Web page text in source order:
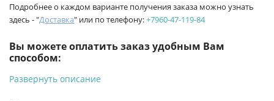
Подробнее о каждом варианте получения заказа можно узнать
здесь - "Доставка" или по телефону:+7960-47-119-84
Вы можете оплатить заказ удобным Вам
способом:
-Банковской картой на сайте ProffЭлектро. Данный вид
Развернуть описание